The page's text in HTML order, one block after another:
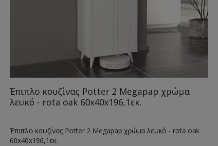
Έπιπλο κουζίνας Potter 2 Megapap χρώμα
λευκό - rota oak 60x40x196,1εκ.
Έπιπλο κουζίνας Potter 2 Megapap χρώμα λευκό - rota oak
60x40x196,1εκ.